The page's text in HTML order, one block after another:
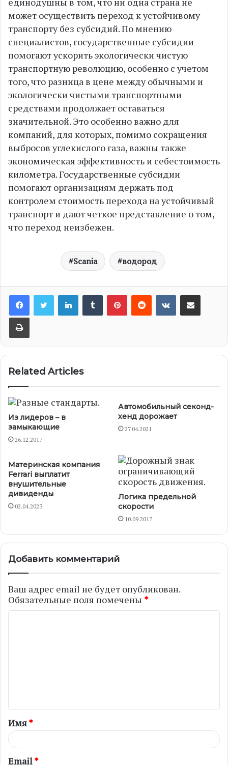
может осуществить переход к устойчивому
транспорту без субсидий. По мнению
специалистов, государственные субсидии
помогают ускорить экологически чистую
транспортную революцию, особенно с учетом
того, что разница в цене между обычными и
экологически чистыми транспортными
средствами продолжает оставаться
значительной. Это особенно важно для
компаний, для которых, помимо сокращения
выбросов углекислого газа, важны также
экономическая эффективность и себестоимость
километра. Государственные субсидии
помогают организациям держать под
контролем стоимость перехода на устойчивый
транспорт и дают четкое представление о том,
что переход неизбежен.
Scania водород
LinkedInTumblrPinterest
RedditVKontakte
Share via Email
Print
Related Articles
Из лидеров – в
замыкающие
26.12.2017
Автомобильный секонд-
хенд дорожает
27.04.2021
Материнская компания
Ferrari выплатит
внушительные
дивиденды
02.04.2023
Логика предельной
скорости
10.09.2017
Добавить комментарий
Ваш адрес email не будет опубликован.
Обязательные поля помечены *
т
а
р
и
Имя*
Email*